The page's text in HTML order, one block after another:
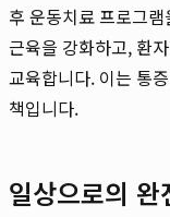
후 운동치료 프로그
근육을 강화하고, 환
교육합니다. 이는 통
책입니다.
일상으로의